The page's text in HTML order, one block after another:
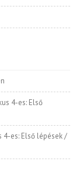
4-es: Első
4-es: Első lépések /